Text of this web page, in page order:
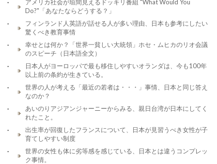
アメリカ社会が垣間見えるドッキリ番組 "What Would You
Do?"「あなたならどうする？」
フィンランド人英語が話せる人が多い理由、日本も参考にしたい
驚くべき教育事情
幸せとは何か？「世界一貧しい大統領」ホセ・ムヒカのリオ会議
のスピーチ（日本語全文）
日本人がヨーロッパで最も移住しやすいオランダは、今も100年
以上前の条約が生きている。
世界の人が考える「最近の若者は・・・」事情、日本と同じ答え
なのか？
あいのりアジアンジャーニーからみる、親日台湾が日本にしてく
れたこと。
出生率が回復したフランスについて、日本が見習うべき女性が子
育てしやすい制度
世界の女性も体に劣等感を感じている、日本とは違うコンプレッ
ク事情。